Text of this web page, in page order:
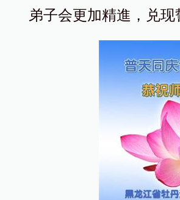
弟子会更加精進，兑